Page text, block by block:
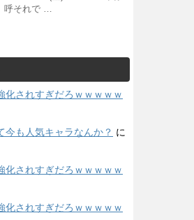
呼それで …
化されすぎだろｗｗｗｗｗ
今も人気キャラなんか？ に
化されすぎだろｗｗｗｗｗ
化されすぎだろｗｗｗｗｗ